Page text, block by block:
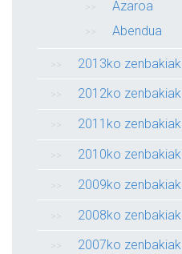
Azaroa
Abendua
2013ko zenbakiak
2012ko zenbakiak
2011ko zenbakiak
2010ko zenbakiak
2009ko zenbakiak
2008ko zenbakiak
2007ko zenbakiak